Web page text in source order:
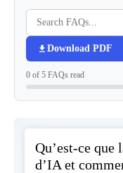
Download PDF
0 of 5 FAQs read
Qu’est-ce que
d’IA et